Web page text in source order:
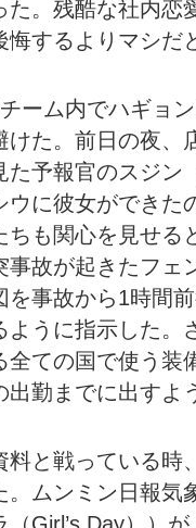
た。残酷な社内恋
悔するよりマシだ
ーム内でハギョ
けた。前日の夜、
た予報官のスジン
ウに彼女ができた
ちも関心を見せる
事故が起きたフェ
を事故から1時間
ように指示した。
全ての国で使う装
出勤までに出すよ
料と戦っている時
。ムンミン日報気